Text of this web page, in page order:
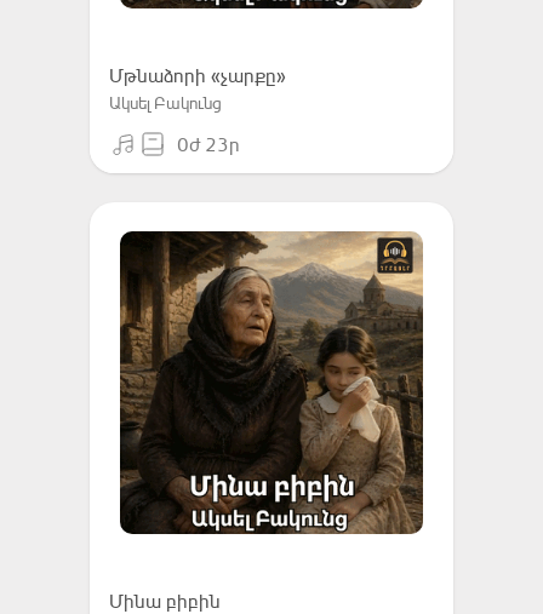
Մթնաձորի «չարքը»
Ակսել Բակունց
0ժ 23ր
Մինա բիբին